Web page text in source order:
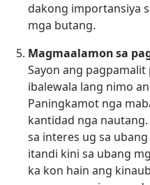
dakong importansiya
mga butang.
Magmaalamon sa
Sayon ang
ibalewala lang nimo
Paningkamot nga
kantidad nga
sa interes ug sa
itandi kini sa ubang
ka kon hain ang